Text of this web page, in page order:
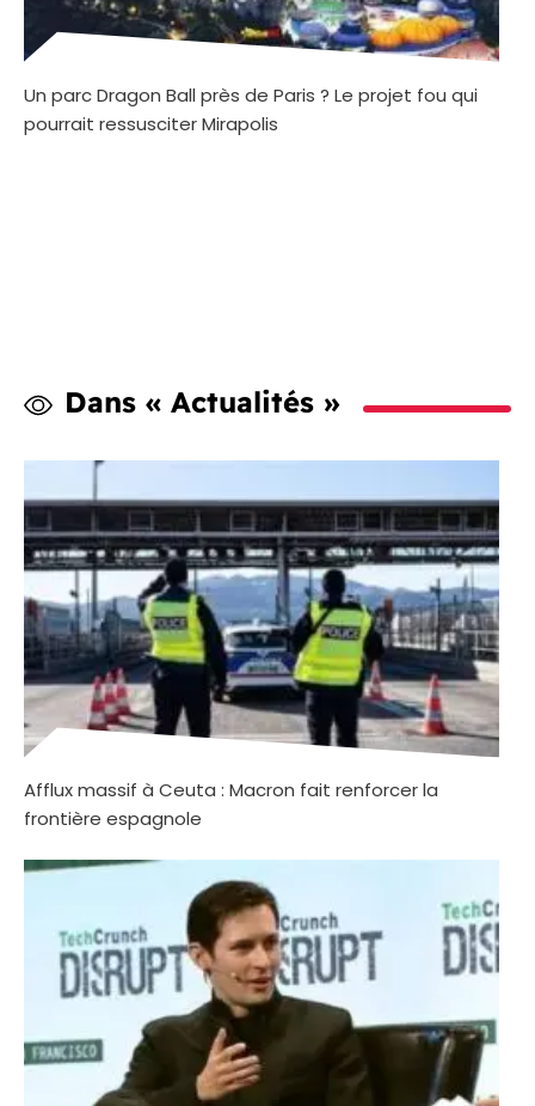
Un parc Dragon Ball près de Paris ? Le projet fou qui
pourrait ressusciter Mirapolis
Dans « Actualités »
Afflux massif à Ceuta : Macron fait renforcer la
frontière espagnole